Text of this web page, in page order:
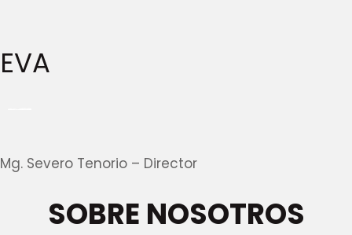
EVA
Mg. Severo Tenorio – Director
SOBRE NOSOTROS